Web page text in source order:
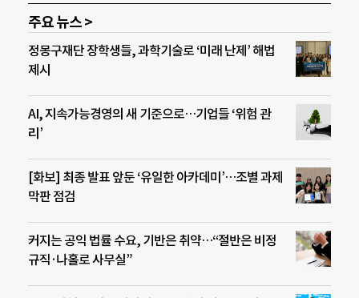
주요 뉴스 >
정몽구재단 장학생들, 과학기술로 ‘미래 난제’ 해법
제시
AI, 지속가능경영의 새 기준으로…기업들 ‘위험 관
리’
[화보] 최종 발표 앞둔 ‘유일한 아카데미’…조별 과제
막판 점검
커지는 공익 법률 수요, 기반은 취약…“절반은 비정
규직·나홀로 사무실”